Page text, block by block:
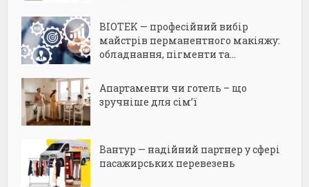
BIOTEK — професійний вибір
майстрів перманентного макіяжу:
обладнання, пігменти та...
Апартаменти чи готель – що
зручніше для сім’ї
Вантур — надійний партнер у сфері
пасажирських перевезень